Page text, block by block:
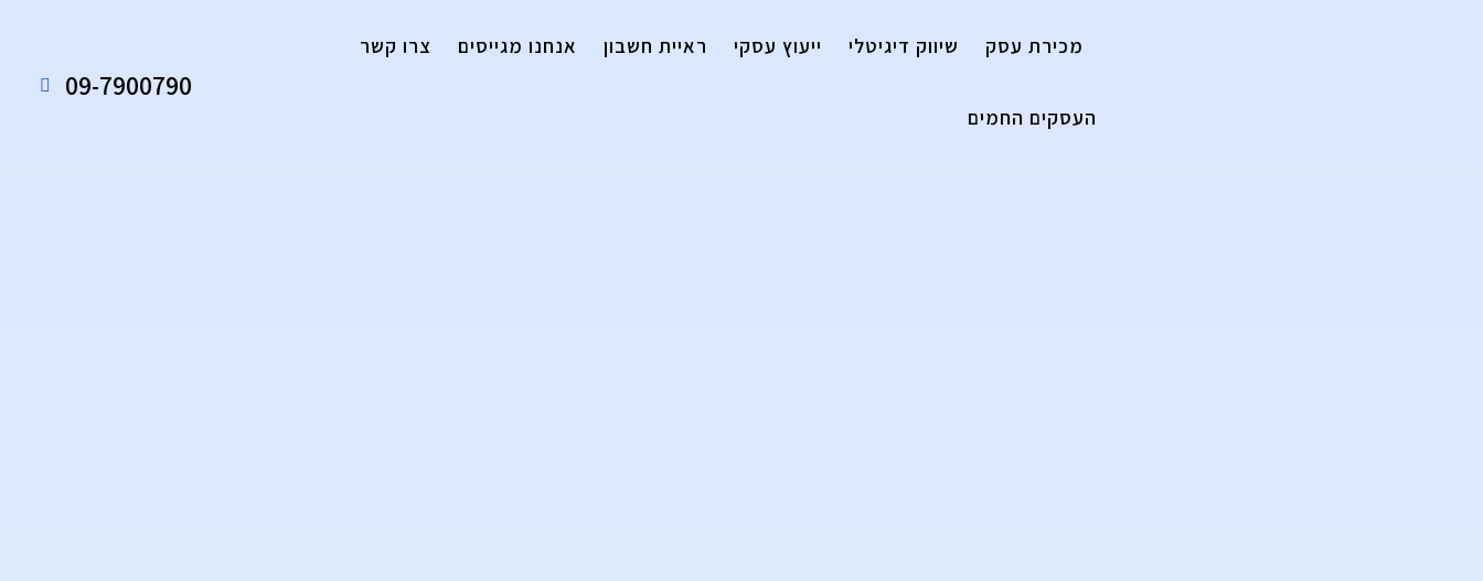
09-7900790
צרו קשר אנחנו מגייסים ראיית חשבון ייעוץ עסקי שיווק דיגיטלי מכירת עסק
העסקים החמים